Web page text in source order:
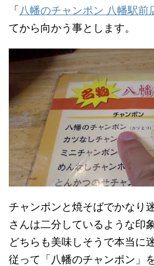
「 八幡のチャンポン 八幡駅前
てから向かう事とします。
チャンポンと焼そばでかなり
さんは二分しているような印
どちらも美味しそうで本当に
従って「八幡のチャンポン」